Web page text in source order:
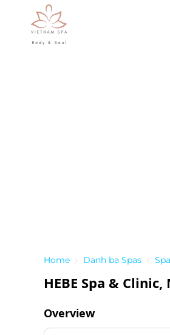
Skip to main content
Home Danh bạ Spas Spa
HEBE Spa & Clinic,
Overview